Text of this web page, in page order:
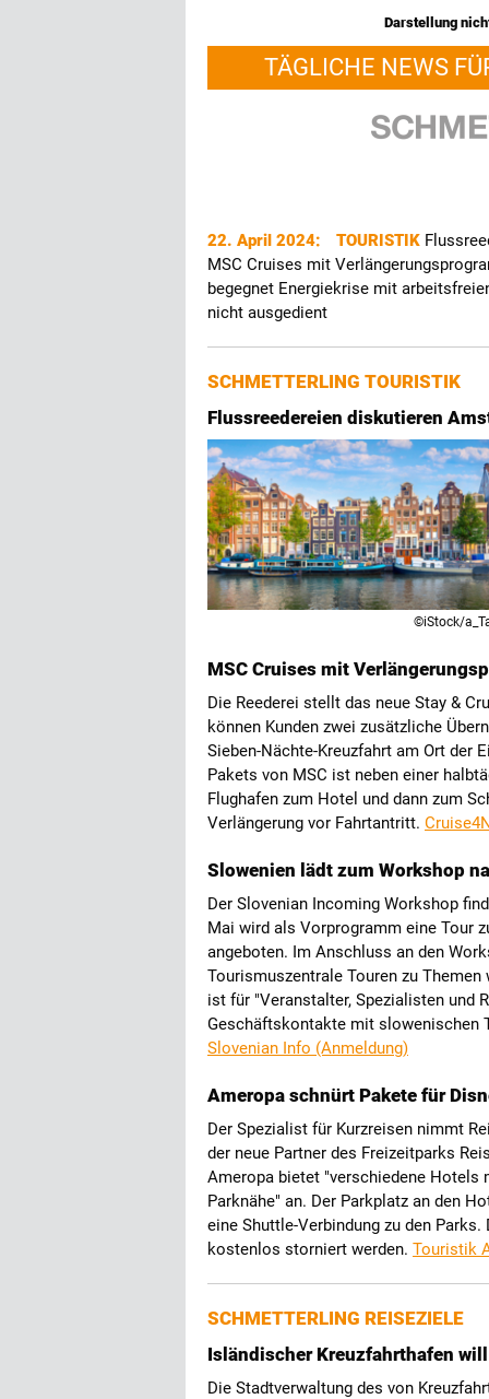
Darstellung
TÄGLICHE NEWS
22. April 2024: TOURISTIK
MSC Cruises mit
begegnet Energiekrise mit
nicht ausgedient
SCHMETTERLING TOURISTIK
Flussreedereien diskutieren
©iStock/
MSC Cruises mit
Die Reederei stellt das neue Stay &
können Kunden zwei zusätzliche
Sieben-Nächte-Kreuzfahrt am Ort der
Pakets von MSC ist neben einer
Flughafen zum Hotel und dann zum
Verlängerung vor Fahrtantritt.
Slowenien lädt zum Workshop
Der Slovenian Incoming Workshop
Mai wird als Vorprogramm eine Tour
angeboten. Im Anschluss an den
Tourismuszentrale Touren zu
ist für "Veranstalter, Spezialisten und
Geschäftskontakte mit slowenischen
Slovenian Info (Anmeldung)
Ameropa schnürt Pakete für
Der Spezialist für Kurzreisen nimmt
der neue Partner des Freizeitparks
Ameropa bietet "verschiedene Hotels
Parknähe" an. Der Parkplatz an den
eine Shuttle-Verbindung zu den
kostenlos storniert werden. Touristik
SCHMETTERLING REISEZIELE
Isländischer Kreuzfahrthafen
Die Stadtverwaltung des von